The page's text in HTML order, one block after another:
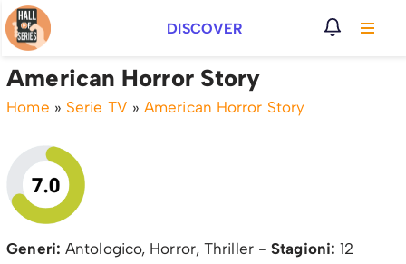
Vai
al
contenuto
DISCOVER
American Horror Story
Home » Serie TV »American Horror Story
Generi: Antologico, Horror, Thriller -Stagioni: 12